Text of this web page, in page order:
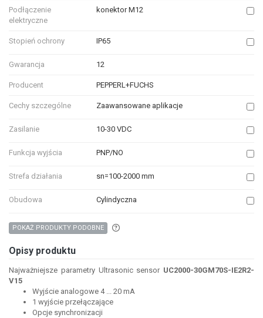
Podłączenie
elektryczne
konektor M12
Stopień ochrony IP65
Gwarancja 12
Producent PEPPERL+FUCHS
Cechy szczególne Zaawansowane aplikacje
Zasilanie 10-30 VDC
Funkcja wyjścia PNP/NO
Strefa działania sn=100-2000 mm
Obudowa Cylindyczna
POKAŻ PRODUKTY PODOBNE
Opisy produktu
Najważniejsze parametry Ultrasonic sensor UC2000-30GM70S-IE2R2-
V15
Wyjście analogowe 4 ... 20 mA
1 wyjście przełączające
Opcje synchronizacji